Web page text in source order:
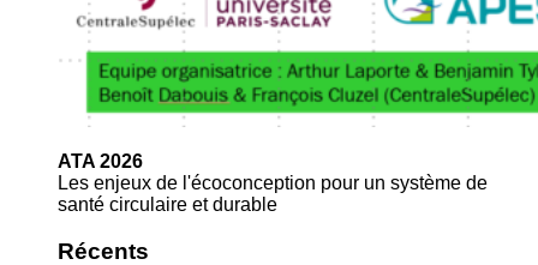
ATA 2026
Les enjeux de l'écoconception pour un système de
santé circulaire et durable
Récents